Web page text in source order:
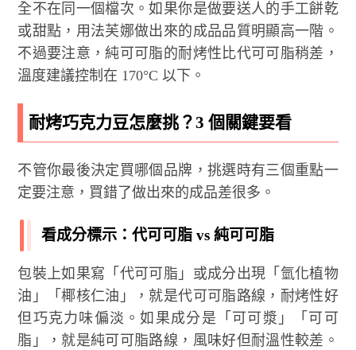
全不在同一個檔次。如果你是做要送人的手工餅乾
或甜點，用法芙娜做出來的成品品質明顯高一階。
不過要注意，純可可脂的耐烤性比代可可脂稍差，
溫度建議控制在 170°C 以下。
耐烤巧克力豆怎麼挑？3 個關鍵要看
不管你最後決定買哪個品牌，挑選時有三個重點一
定要注意，買錯了做出來的成品差很多。
看成分標示：代可可脂 vs 純可可脂
包裝上如果寫「代可可脂」或成分出現「氫化植物
油」「椰核仁油」，就是代可可脂路線，耐烤性好
但巧克力味偏淡。如果成分是「可可漿」「可可
脂」，就是純可可脂路線，風味好但耐溫性較差。